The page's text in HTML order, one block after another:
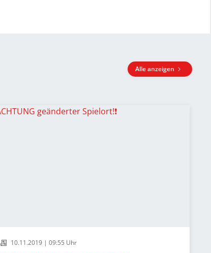
Alle anzeigen
10.11.2019 | 09:55 Uhr